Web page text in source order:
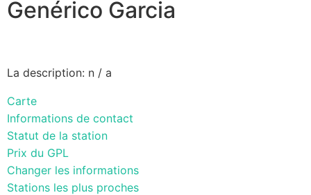
Genérico Garcia
La description: n / a
Carte
Informations de contact
Statut de la station
Prix du GPL
Changer les informations
Stations les plus proches